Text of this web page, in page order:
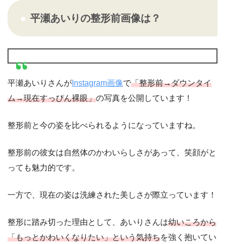
平瀬あいりの整形前画像は？
平瀬あいりさんが Instagram画像で「整形前→ダウンタイ
ム→現在すっぴん裸眼」の写真を公開しています！
整形前と今の姿を比べられるようになっていますね。
整形前の彼女は自然体のかわいらしさがあって、笑顔がと
っても魅力的です。
一方で、現在の姿は洗練された美しさが際立っています！
整形に踏み切った理由として、あいりさんは幼いころから
「もっとかわいくなりたい」という気持ちを強く抱いてい